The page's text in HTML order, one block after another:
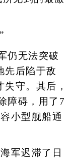
无法突破
先后陷于敌
守。其后，
障碍，用了7
小型舰船通
军迟滞了日